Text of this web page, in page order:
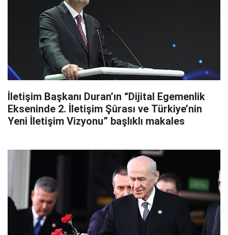
İletişim Başkanı Duran’ın “Dijital Egemenlik
Ekseninde 2. İletişim Şûrası ve Türkiye’nin
Yeni İletişim Vizyonu” başlıklı makales